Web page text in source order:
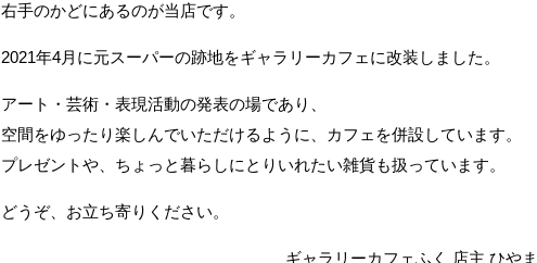
右手のかどにあるのが当店です。
2021年4月に元スーパーの跡地をギャラリーカフェに改装しました。
アート・芸術・表現活動の発表の場であり、
空間をゆったり楽しんでいただけるように、カフェを併設しています。
プレゼントや、ちょっと暮らしにとりいれたい雑貨も扱っています。
どうぞ、お立ち寄りください。
ギャラリーカフェふく 店主 ひや